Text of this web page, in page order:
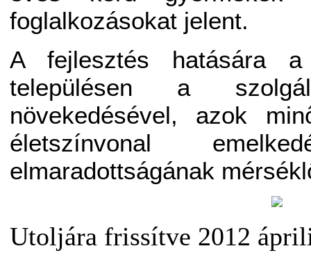
foglalkozásokat jelent.
A fejlesztés hatására a
településen a
növekedésével, azok
életszínvonal
elmaradottságának
Utoljára frissítve 2012